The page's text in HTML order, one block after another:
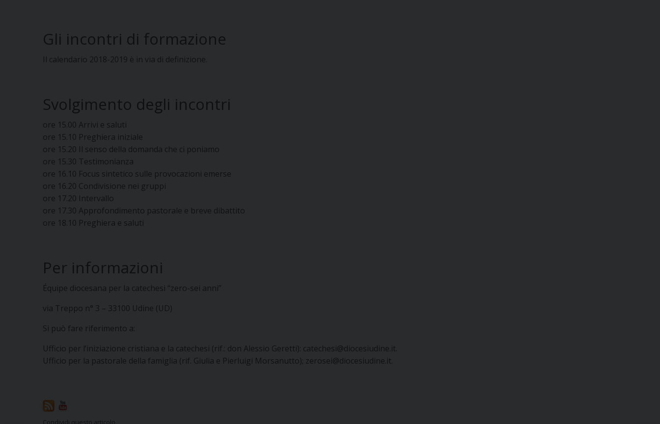
Gli incontri di formazione
Il calendario 2018-2019 è in via di definizione.
Svolgimento degli incontri
ore 15.00 Arrivi e saluti
ore 15.10 Preghiera iniziale
ore 15.20 Il senso della domanda che ci poniamo
ore 15.30 Testimonianza
ore 16.10 Focus sintetico sulle provocazioni emerse
ore 16.20 Condivisione nei gruppi
ore 17.20 Intervallo
ore 17.30 Approfondimento pastorale e breve dibattito
ore 18.10 Preghiera e saluti
Per informazioni
Équipe diocesana per la catechesi “zero-sei anni”
via Treppo n° 3 – 33100 Udine (UD)
Si può fare riferimento a:
Ufficio per l’iniziazione cristiana e la catechesi (rif.: don Alessio Geretti): catechesi@diocesiudine.it.
Ufficio per la pastorale della famiglia (rif. Giulia e Pierluigi Morsanutto); zerosei@diocesiudine.it.
Condividi questo articolo